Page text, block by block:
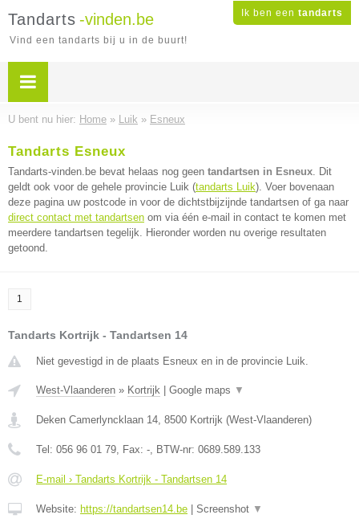
Ik ben een tandarts
Tandarts -vinden.be
Vind een tandarts bij u in de buurt!
U bent nu hier: Home » Luik » Esneux
Tandarts Esneux
Tandarts-vinden.be bevat helaas nog geen tandartsen in Esneux. Dit
geldt ook voor de gehele provincie Luik (tandarts Luik). Voer bovenaan
deze pagina uw postcode in voor de dichtstbijzijnde tandartsen of ga naar
direct contact met tandartsen om via één e-mail in contact te komen met
meerdere tandartsen tegelijk. Hieronder worden nu overige resultaten
getoond.
1
Tandarts Kortrijk - Tandartsen 14
Niet gevestigd in de plaats Esneux en in de provincie Luik.
West-Vlaanderen » Kortrijk Google maps ▼
Deken Camerlyncklaan 14, 8500 Kortrijk (West-Vlaanderen)
Tel: 056 96 01 79, Fax: -, BTW-nr: 0689.589.133
E-mail › Tandarts Kortrijk - Tandartsen 14
Website: https://tandartsen14.be Screenshot ▼